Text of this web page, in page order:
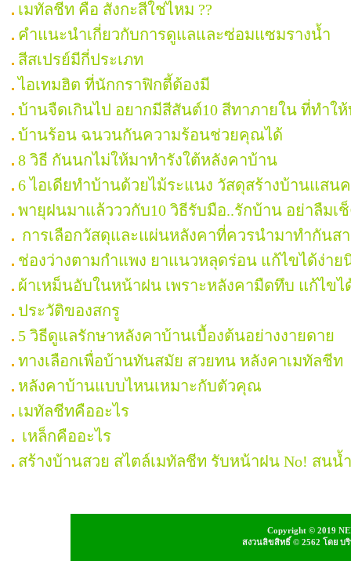
เมทัลชีท คือ สังกะสีใช่ไหม ??
คำแนะนำเกี่ยวกับการดูแลและซ่อมแซมรางน้ำ
สีสเปรย์มีกี่ประเภท
ไอเทมฮิต ที่นักกราฟิกตี้ต้องมี
บ้านจืดเกินไป อยากมีสีสันต์10 สีทาภายใน ที่ทำใ
บ้านร้อน ฉนวนกันความร้อนช่วยคุณได้
8 วิธี กันนกไม่ให้มาทำรังใต้หลังคาบ้าน
6 ไอเดียทำบ้านด้วยไม้ระแนง วัสดุสร้างบ้านแสน
พายุฝนมาแล้วววกับ10 วิธีรับมือ..รักบ้าน อย่าลืมเ
การเลือกวัสดุและแผ่นหลังคาที่ควรนำมาทำกันส
ช่องว่างตามกำแพง ยาแนวหลุดร่อน แก้ไขได้ง่าย
ผ้าเหม็นอับในหน้าฝน เพราะหลังคามืดทึบ แก้ไขไ
ประวัติของสกรู
5 วิธีดูแลรักษาหลังคาบ้านเบื้องต้นอย่างงายดาย
ทางเลือกเพื่อบ้านทันสมัย สวยทน หลังคาเมทัลชีท
หลังคาบ้านแบบไหนเหมาะกับตัวคุณ
เมทัลชีทคืออะไร
เหล็กคืออะไร
สร้างบ้านสวย สไตล์เมทัลชีท รับหน้าฝน No! สนน้
Copyright © 2019
สงวนลิขสิทธิ์ © 2562 โดย บ